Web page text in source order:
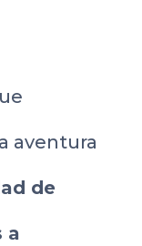
aventura
de
a